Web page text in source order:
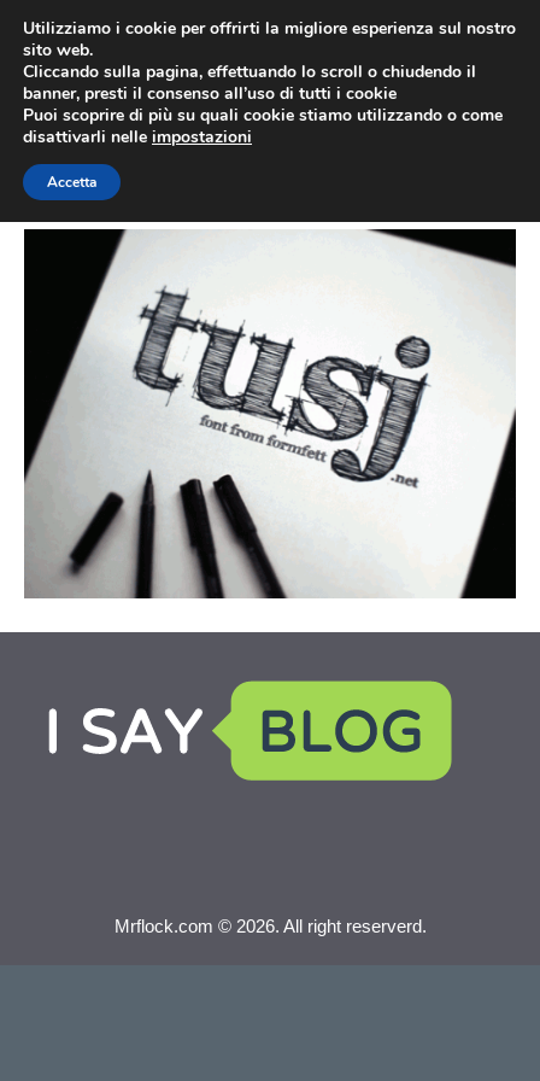
contenuto
9
Mrflock.com © 2026. All right reserverd.
Utilizziamo i cookie per offrirti la migliore esperienza sul nostro
sito web.
Cliccando sulla pagina, effettuando lo scroll o chiudendo il
banner, presti il consenso all’uso di tutti i cookie
Puoi scoprire di più su quali cookie stiamo utilizzando o come
disattivarli nelle impostazioni
Accetta